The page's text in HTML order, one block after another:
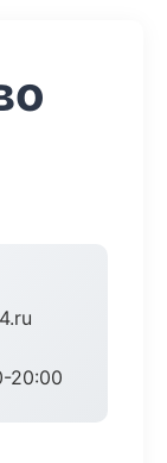
20:00